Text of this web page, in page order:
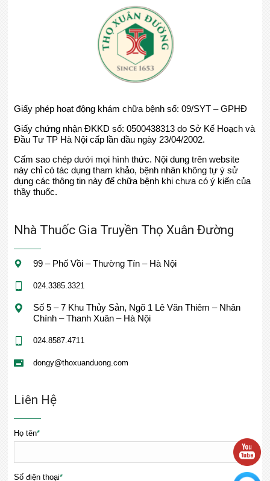
Giấy phép hoạt động khám chữa bệnh số: 09/SYT – GPHĐ
Giấy chứng nhận ĐKKD số: 0500438313 do Sở Kế Hoạch và
Đầu Tư TP Hà Nội cấp lần đầu ngày 23/04/2002.
Cấm sao chép dưới mọi hình thức. Nội dung trên website
này chỉ có tác dụng tham khảo, bệnh nhân không tự ý sử
dụng các thông tin này để chữa bệnh khi chưa có ý kiến của
thầy thuốc.
Nhà Thuốc Gia Truyền Thọ Xuân Đường
99 – Phố Vồi – Thường Tín – Hà Nội
024.3385.3321
Số 5 – 7 Khu Thủy Sản, Ngõ 1 Lê Văn Thiêm – Nhân
Chính – Thanh Xuân – Hà Nội
024.8587.4711
dongy@thoxuanduong.com
Liên Hệ
Họ tên*
Số điện thoại*